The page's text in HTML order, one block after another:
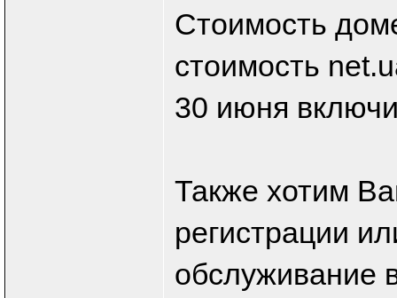
Стоимость
стоимость
30 июня
Также хотим
регистрации
обслуживание